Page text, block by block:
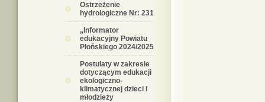
Ostrzeżenie
hydrologiczne Nr: 231
„Informator
edukacyjny Powiatu
Płońskiego 2024/2025
Postulaty w zakresie
dotyczącym edukacji
ekologiczno-
klimatycznej dzieci i
młodzieży